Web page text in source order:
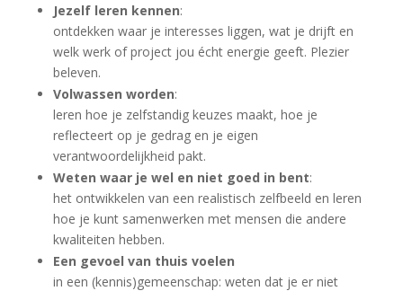
Jezelf leren kennen:
ontdekken waar je interesses liggen, wat je drijft en
welk werk of project jou écht energie geeft. Plezier
beleven.
Volwassen worden:
leren hoe je zelfstandig keuzes maakt, hoe je
reflecteert op je gedrag en je eigen
verantwoordelijkheid pakt.
Weten waar je wel en niet goed in bent:
het ontwikkelen van een realistisch zelfbeeld en leren
hoe je kunt samenwerken met mensen die andere
kwaliteiten hebben.
Een gevoel van thuis voelen
in een (kennis)gemeenschap: weten dat je er niet